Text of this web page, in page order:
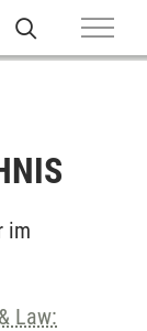
im
Law: